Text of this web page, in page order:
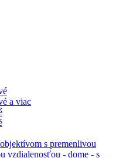
a viac
s premenlivou
vzdialenosťou - dome - s